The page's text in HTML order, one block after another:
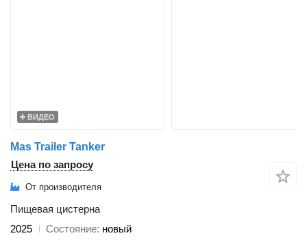
ВИДЕО
Mas Trailer Tanker
Цена по запросу
От производителя
Пищевая цистерна
2025
Состояние новый